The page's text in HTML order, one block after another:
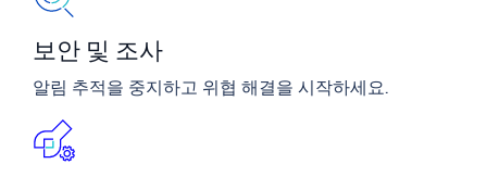
보안 및 조사
알림 추적을 중지하고 위협 해결을 시작하세요.